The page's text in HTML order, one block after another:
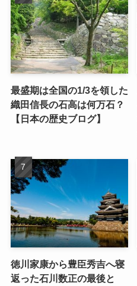
最盛期は全国の1/3を領した
織田信長の石高は何万石？
【日本の歴史ブログ】
徳川家康から豊臣秀吉へ寝
返った石川数正の最後と